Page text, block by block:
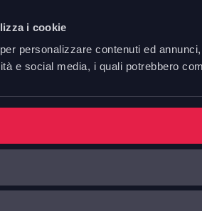
i cookie
personalizzare contenuti ed
e social media, i quali potrebbero